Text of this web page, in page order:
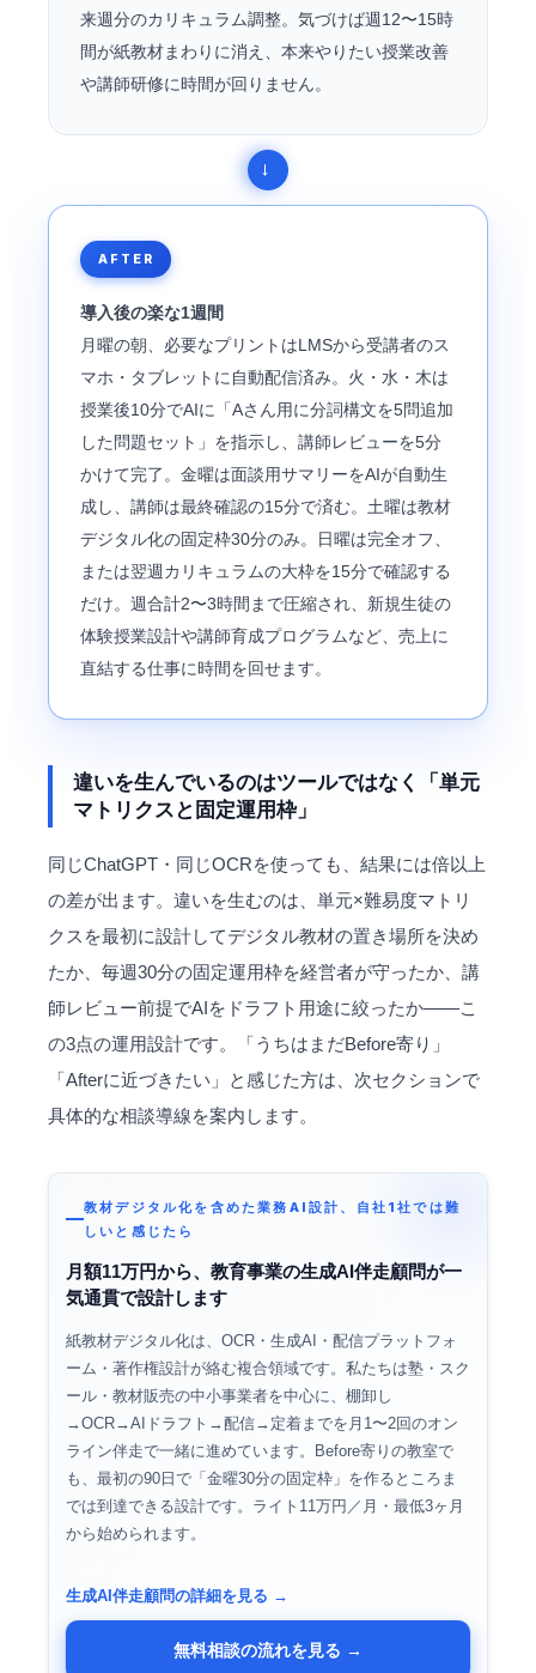
来週分のカリキュラム調整。気づけば週12〜15時
間が紙教材まわりに消え、本来やりたい授業改善
や講師研修に時間が回りません。
AFTER
導入後の楽な1週間
月曜の朝、必要なプリントはLMSから受講者のス
マホ・タブレットに自動配信済み。火・水・木は
授業後10分でAIに「Aさん用に分詞構文を5問追加
した問題セット」を指示し、講師レビューを5分
かけて完了。金曜は面談用サマリーをAIが自動生
成し、講師は最終確認の15分で済む。土曜は教材
デジタル化の固定枠30分のみ。日曜は完全オフ、
または翌週カリキュラムの大枠を15分で確認する
だけ。週合計2〜3時間まで圧縮され、新規生徒の
体験授業設計や講師育成プログラムなど、売上に
直結する仕事に時間を回せます。
違いを生んでいるのはツールではなく「単元
マトリクスと固定運用枠」
同じChatGPT・同じOCRを使っても、結果には倍以上
の差が出ます。違いを生むのは、単元×難易度マトリ
クスを最初に設計してデジタル教材の置き場所を決め
たか、毎週30分の固定運用枠を経営者が守ったか、講
師レビュー前提でAIをドラフト用途に絞ったか――こ
の3点の運用設計です。「うちはまだBefore寄り」
「Afterに近づきたい」と感じた方は、次セクションで
具体的な相談導線を案内します。
教材デジタル化を含めた業務AI設計、自社1社では難
しいと感じたら
月額11万円から、教育事業の生成AI伴走顧問が一
気通貫で設計します
紙教材デジタル化は、OCR・生成AI・配信プラットフォ
ーム・著作権設計が絡む複合領域です。私たちは塾・スク
ール・教材販売の中小事業者を中心に、棚卸し
→OCR→AIドラフト→配信→定着までを月1〜2回のオン
ライン伴走で一緒に進めています。Before寄りの教室で
も、最初の90日で「金曜30分の固定枠」を作るところま
では到達できる設計です。ライト11万円／月・最低3ヶ月
から始められます。
生成AI伴走顧問の詳細を見る →
無料相談の流れを見る →